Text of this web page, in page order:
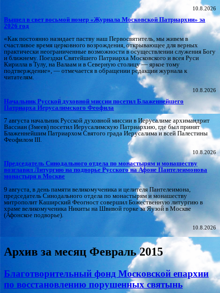
10.8.2026
Вышел в свет восьмой номер «Журнала Московской Патриархии» за
2026 год
«Как постоянно назидает паству наш Первосвятитель, мы живем в
счастливое время церковного возрождения, открывающее для верных
практически неограниченные возможности в осуществлении служения Богу
и ближнему. Поездки Святейшего Патриарха Московского и всея Руси
Кирилла в Тулу, на Валаам и в Северную столицу — яркое тому
подтверждение», — отмечается в обращении редакции журнала к
читателям.
10.8.2026
Начальник Русской духовной миссии посетил Блаженнейшего
Патриарха Иерусалимского Феофила
7 августа начальник Русской духовной миссии в Иерусалиме архимандрит
Вассиан (Змеев) посетил Иерусалимскую Патриархию, где был принят
Блаженнейшим Патриархом Святого града Иерусалима и всей Палестины
Феофилом III.
10.8.2026
Председатель Синодального отдела по монастырям и монашеству
возглавил Литургию на подворье Русского на Афоне Пантелеимонова
монастыря в Москве
9 августа, в день памяти великомученика и целителя Пантелеимона,
председатель Синодального отдела по монастырям и монашеству
митрополит Каширский Феогност совершил Божественную литургию в
храме великомученика Никиты на Швивой горке за Яузой в Москве
(Афонское подворье).
10.8.2026
Архив за месяц Февраль 2015
Благотворительный фонд Московской епархии
по восстановлению порушенных святынь